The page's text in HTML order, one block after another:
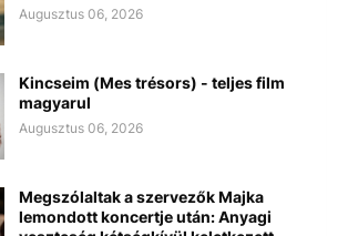
Augusztus 06, 2026
Kincseim (Mes trésors) - teljes film
magyarul
Augusztus 06, 2026
Megszólaltak a szervezők Majka
lemondott koncertje után: Anyagi